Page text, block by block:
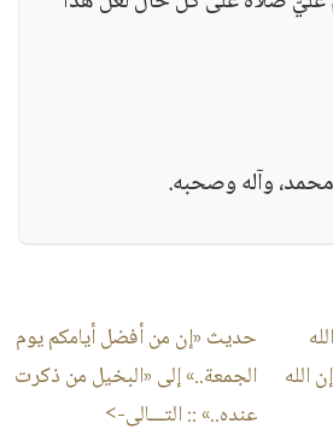
وآله وصحبه.
الله
حديث «إن من أفضل أيامكم يوم
الجمعة..» إلى «البخيل من ذكرت
عنده..» :: التـــالى->